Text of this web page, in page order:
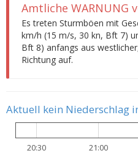
Amtliche WARNUNG
Es treten Sturmböen mit
km/h (15 m/s, 30 kn, Bft 7)
Bft 8) anfangs aus
Richtung auf.
Aktuell kein Niederschlag
20:30 21:00